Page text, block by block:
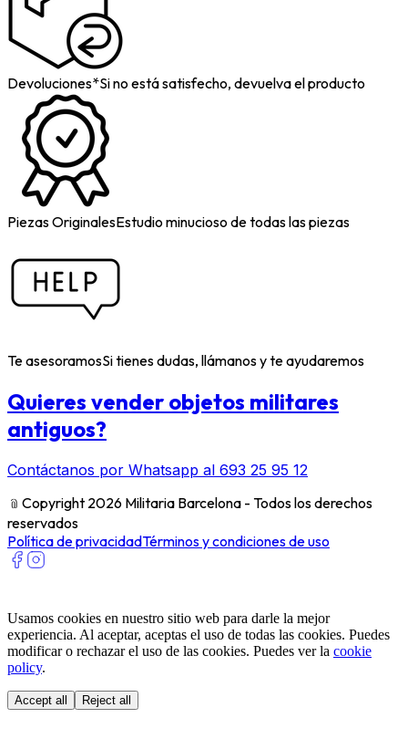
Devoluciones*Si no está satisfecho, devuelva el producto
Piezas OriginalesEstudio minucioso de todas las piezas
Te asesoramosSi tienes dudas, llámanos y te ayudaremos
Quieres vender objetos militares
antiguos?
Contáctanos por Whatsapp al 693 25 95 12
﹫ Copyright 2026 Militaria Barcelona - Todos los derechos
reservados
Política de privacidadTérminos y condiciones de uso
Usamos cookies en nuestro sitio web para darle la mejor
experiencia. Al aceptar, aceptas el uso de todas las cookies. Puedes
modificar o rechazar el uso de las cookies. Puedes ver la cookie
policy.
Accept all Reject all